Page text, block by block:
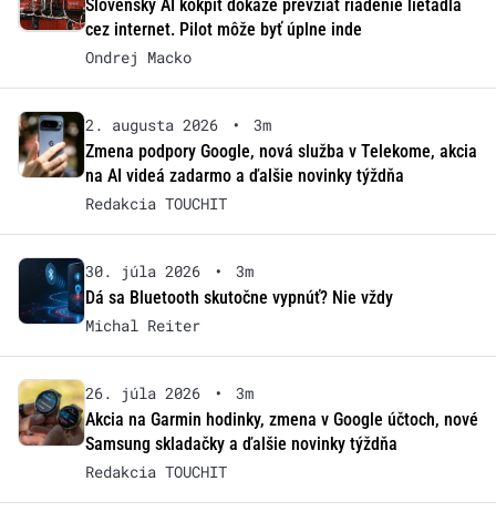
Slovenský AI kokpit dokáže prevziať riadenie lietadla
cez internet. Pilot môže byť úplne inde
Ondrej Macko
2. augusta 2026 •
3m
Zmena podpory Google, nová služba v Telekome, akcia
na AI videá zadarmo a ďalšie novinky týždňa
Redakcia TOUCHIT
30. júla 2026 •
3m
Dá sa Bluetooth skutočne vypnúť? Nie vždy
Michal Reiter
26. júla 2026 •
3m
Akcia na Garmin hodinky, zmena v Google účtoch, nové
Samsung skladačky a ďalšie novinky týždňa
Redakcia TOUCHIT